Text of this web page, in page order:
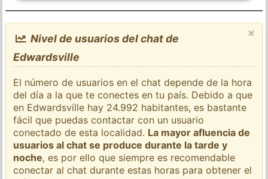
×
Nivel de usuarios del chat de
Edwardsville
El número de usuarios en el chat depende de la hora
del día a la que te conectes en tu país. Debido a que
en Edwardsville hay 24.992 habitantes, es bastante
fácil que puedas contactar con un usuario
conectado de esta localidad. La mayor afluencia de
usuarios al chat se produce durante la tarde y
noche, es por ello que siempre es recomendable
conectar al chat durante estas horas para obtener el